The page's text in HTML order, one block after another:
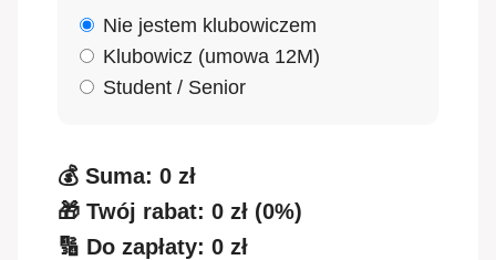
Nie jestem klubowiczem
Klubowicz (umowa 12M)
Student / Senior
💰 Suma: 0 zł
🎁 Twój rabat: 0 zł (0%)
🔢 Do zapłaty: 0 zł